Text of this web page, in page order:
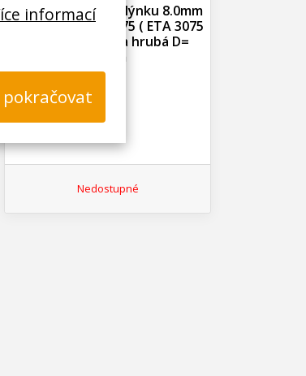
informací
Řezná deska do mlýnku 8.0mm
masořezka Eta 3075 ( ETA 3075
00020 ) destička hrubá D=
65mm
Nedostupné